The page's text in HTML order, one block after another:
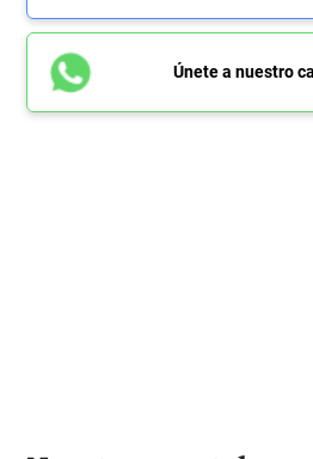
Únete a nuestro